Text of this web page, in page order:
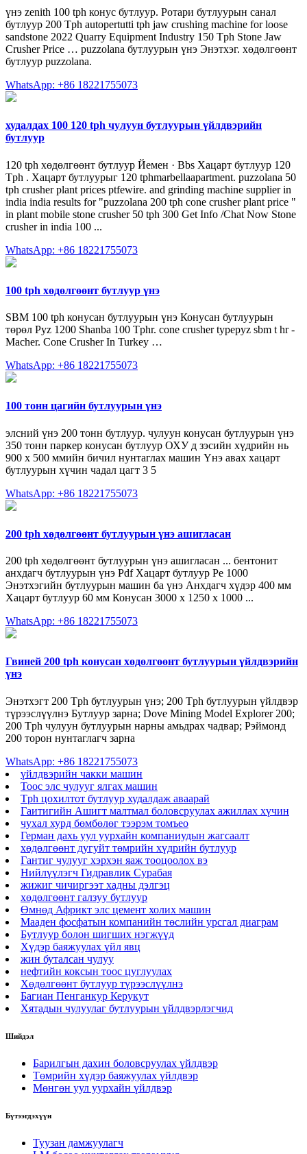
үнэ zenith 100 tph конус бутлуур. Ротари бутлуурын санал
бутлуур 200 Tph autopertutti tph jaw crushing machine for loose
sandstone 2022 Quarry Equipment Industry 150 Tph Stone Jaw
Crusher Price … puzzolana бутлуурын үнэ Энэтхэг. хөдөлгөөнт
бутлуур puzzolana.
WhatsApp: +86 18221755073
худалдах 100 120 tph чулуун бутлуурын үйлдвэрийн
бутлуур
120 tph хөдөлгөөнт бутлуур Йемен · Bbs Хацарт бутлуур 120
Tph . Хацарт бутлуурыг 120 tphmarbellaapartment. puzzolana 50
tph crusher plant prices ptfewire. and grinding machine supplier in
india india results for "puzzolana 200 tph cone crusher plant price "
in plant mobile stone crusher 50 tph 300 Get Info /Chat Now Stone
crusher in india 100 ...
WhatsApp: +86 18221755073
100 tph хөдөлгөөнт бутлуур үнэ
SBM 100 tph конусан бутлуурын үнэ Конусан бутлуурын
төрөл Pyz 1200 Shanba 100 Tphr. cone crusher typepyz sbm t hr -
Macher. Cone Crusher In Turkey …
WhatsApp: +86 18221755073
100 тонн цагийн бутлуурын үнэ
элсний үнэ 200 тонн бутлуур. чулуун конусан бутлуурын үнэ
350 тонн паркер конусан бутлуур ОХУ д зэсийн хүдрийн нь
900 х 500 ммийн бичил нунтаглах машин Үнэ авах хацарт
бутлуурын хүчин чадал цагт 3 5
WhatsApp: +86 18221755073
200 tph хөдөлгөөнт бутлуурын үнэ ашигласан
200 tph хөдөлгөөнт бутлуурын үнэ ашигласан ... бентонит
анхдагч бутлуурын үнэ Pdf Хацарт бутлуур Pe 1000
Энэтхэгийн бутлуурын машин ба үнэ Анхдагч хүдэр 400 мм
Хацарт бутлуур 60 мм Конусан 3000 х 1250 х 1000 ...
WhatsApp: +86 18221755073
Гвиней 200 tph конусан хөдөлгөөнт бутлуурын үйлдвэрийн
үнэ
Энэтхэгт 200 Tph бутлуурын үнэ; 200 Tph бутлуурын үйлдвэр
түрээслүүлнэ Бутлуур зарна; Dove Mining Model Explorer 200;
200 Tph чулуун бутлуурын нарны амьдрах чадвар; Рэймонд
200 торон нунтаглагч зарна
WhatsApp: +86 18221755073
үйлдвэрийн чакки машин
Тоос элс чулууг ялгах машин
Tph цохилтот бутлуур худалдаж аваарай
Гаитигийн Ашигт малтмал боловсруулах ажиллах хүчин
чухал хурд бөмбөлөг тээрэм томъео
Герман дахь уул уурхайн компаниудын жагсаалт
хөдөлгөөнт дугуйт төмрийн хүдрийн бутлуур
Гантиг чулууг хэрхэн яаж тооцоолох вэ
Нийлүүлэгч Гидравлик Сурабая
жижиг чичиргээт хадны дэлгэц
хөдөлгөөнт галзуу бутлуур
Өмнөд Африкт элс цемент холих машин
Мааден фосфатын компанийн төслийн урсгал диаграм
Бутлуур болон шигших нэгжүүд
Хүдэр баяжуулах үйл явц
жин буталсан чулуу
нефтийн коксын тоос цуглуулах
Хөдөлгөөнт бутлуур түрээслүүлнэ
Багиан Пенганкур Керукут
Хятадын чулуулаг бутлуурын үйлдвэрлэгчид
Шийдэл
Барилгын дахин боловсруулах үйлдвэр
Төмрийн хүдэр баяжуулах үйлдвэр
Мөнгөн уул уурхайн үйлдвэр
Бүтээгдэхүүн
Туузан дамжуулагч